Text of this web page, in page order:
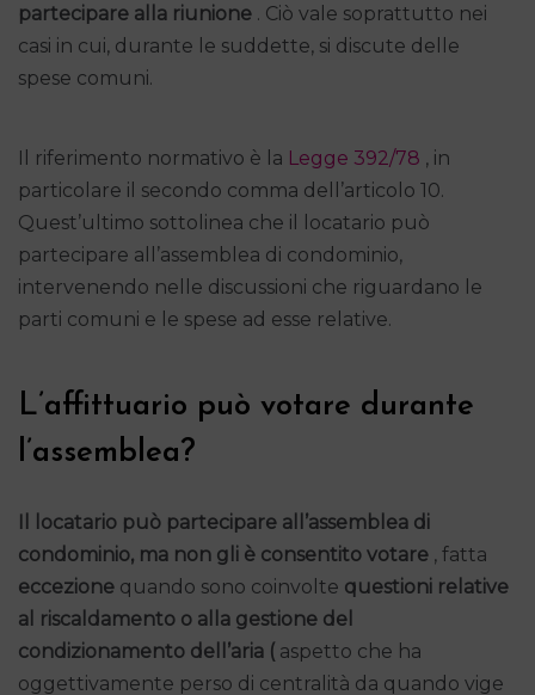
partecipare alla riunione . Ciò vale soprattutto nei
casi in cui, durante le suddette, si discute delle
spese comuni.
Il riferimento normativo è la Legge 392/78 , in
particolare il secondo comma dell’articolo 10.
Quest’ultimo sottolinea che il locatario può
partecipare all’assemblea di condominio,
intervenendo nelle discussioni che riguardano le
parti comuni e le spese ad esse relative.
L’affittuario può votare durante
l’assemblea?
Il locatario può partecipare all’assemblea di
condominio, ma non gli è consentito votare , fatta
eccezione quando sono coinvolte questioni relative
al riscaldamento o alla gestione del
condizionamento dell’aria ( aspetto che ha
oggettivamente perso di centralità da quando vige